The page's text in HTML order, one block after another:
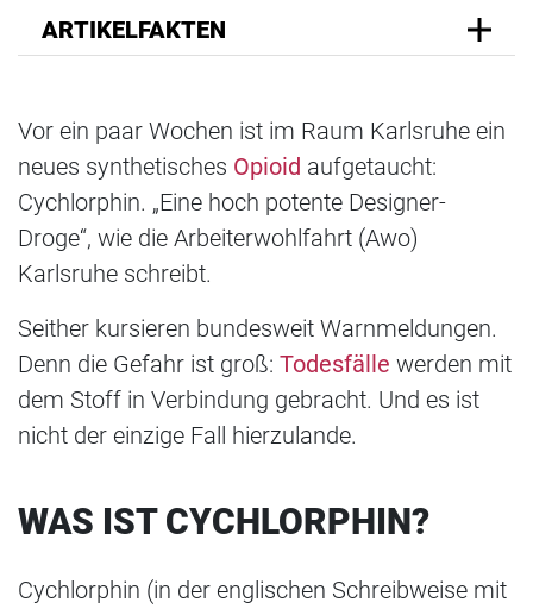
ARTIKELFAKTEN
Vor ein paar Wochen ist im Raum Karlsruhe ein
neues synthetisches Opioid aufgetaucht:
Cychlorphin. „Eine hoch potente Designer-
Droge“, wie die Arbeiterwohlfahrt (Awo)
Karlsruhe schreibt.
Seither kursieren bundesweit Warnmeldungen.
Denn die Gefahr ist groß: Todesfälle werden mit
dem Stoff in Verbindung gebracht. Und es ist
nicht der einzige Fall hierzulande.
WAS IST CYCHLORPHIN?
Cychlorphin (in der englischen Schreibweise mit